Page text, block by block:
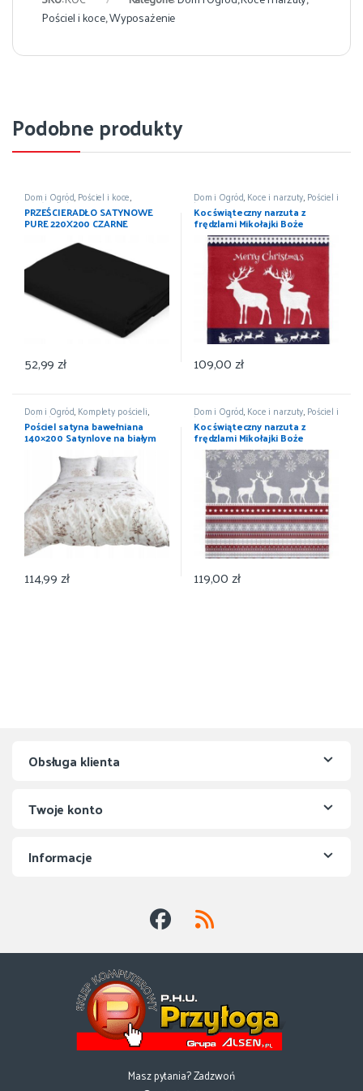
Pościel i koce,Wyposażenie
Podobne produkty
Dom i Ogród, Pościel i koce,
Prześcieradła,Wyposażenie
PRZEŚCIERADŁO SATYNOWE
PURE 220X200 CZARNE
52,99zł
Dom i Ogród, Koce i narzuty, Pościel i
koce,Wyposażenie
Koc świąteczny narzuta z
frędzlami Mikołajki Boże
Narodzenie 150×200
109,00zł
Dom i Ogród, Komplety pościeli,
Pościel i koce ,Wyposażenie
Pościel satyna bawełniana
140×200 Satynlove na białym
tle liście 1534/1
114,99zł
Dom i Ogród, Koce i narzuty, Pościel i
koce,Wyposażenie
Koc świąteczny narzuta z
frędzlami Mikołajki Boże
Narodzenie 150×200
119,00zł
Obsługa klienta
Twoje konto
Informacje
Masz pytania? Zadzwoń